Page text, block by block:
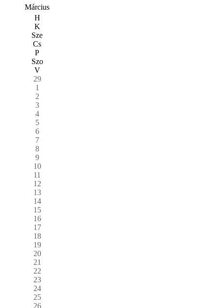
Március
H
K
Sze
Cs
P
Szo
V
29
1
2
3
4
5
6
7
8
9
10
11
12
13
14
15
16
17
18
19
20
21
22
23
24
25
26